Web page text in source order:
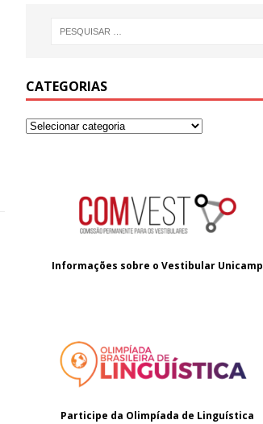
CATEGORIAS
Informações sobre o Vestibular Unicamp
Participe da Olimpíada de Linguística